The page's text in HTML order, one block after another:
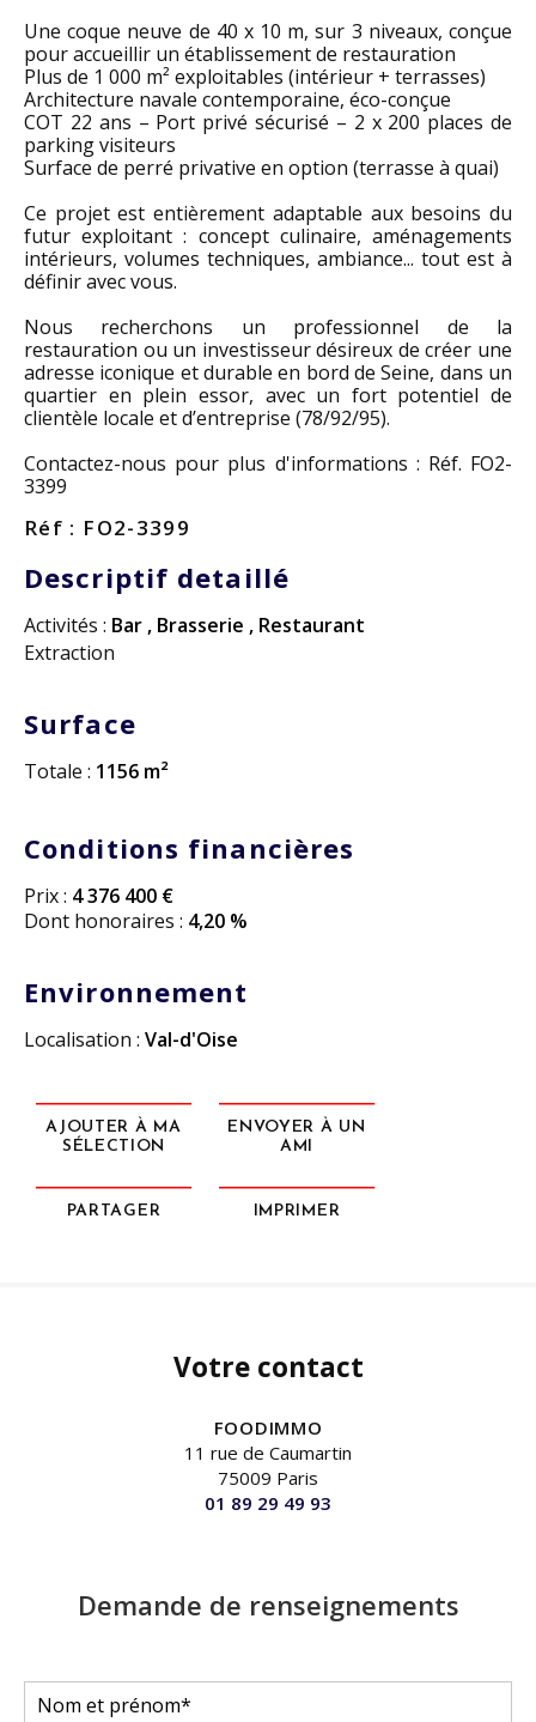
Une coque neuve de 40 x 10 m, sur 3 niveaux, conçue
pour accueillir un établissement de restauration
Plus de 1 000 m² exploitables (intérieur + terrasses)
Architecture navale contemporaine, éco-conçue
COT 22 ans – Port privé sécurisé – 2 x 200 places de
parking visiteurs
Surface de perré privative en option (terrasse à quai)
Ce projet est entièrement adaptable aux besoins du
futur exploitant : concept culinaire, aménagements
intérieurs, volumes techniques, ambiance... tout est à
définir avec vous.
Nous recherchons un professionnel de la
restauration ou un investisseur désireux de créer une
adresse iconique et durable en bord de Seine, dans un
quartier en plein essor, avec un fort potentiel de
clientèle locale et d’entreprise (78/92/95).
Contactez-nous pour plus d'informations : Réf. FO2-
3399
Réf : FO2-3399
Descriptif detaillé
Activités : Bar , Brasserie , Restaurant
Extraction
Surface
Totale : 1156 m²
Conditions financières
Prix : 4 376 400 €
Dont honoraires : 4,20 %
Environnement
Localisation : Val-d'Oise
AJOUTER À MA
SÉLECTION
ENVOYER À UN
AMI
PARTAGER IMPRIMER
Votre contact
FOODIMMO
11 rue de Caumartin
75009 Paris
01 89 29 49 93
Demande de renseignements